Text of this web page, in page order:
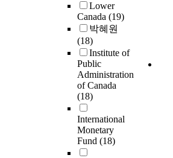
Lower
Canada (19)
박혜원
(18)
Institute of
Public
Administration
of Canada
(18)
International
Monetary
Fund (18)